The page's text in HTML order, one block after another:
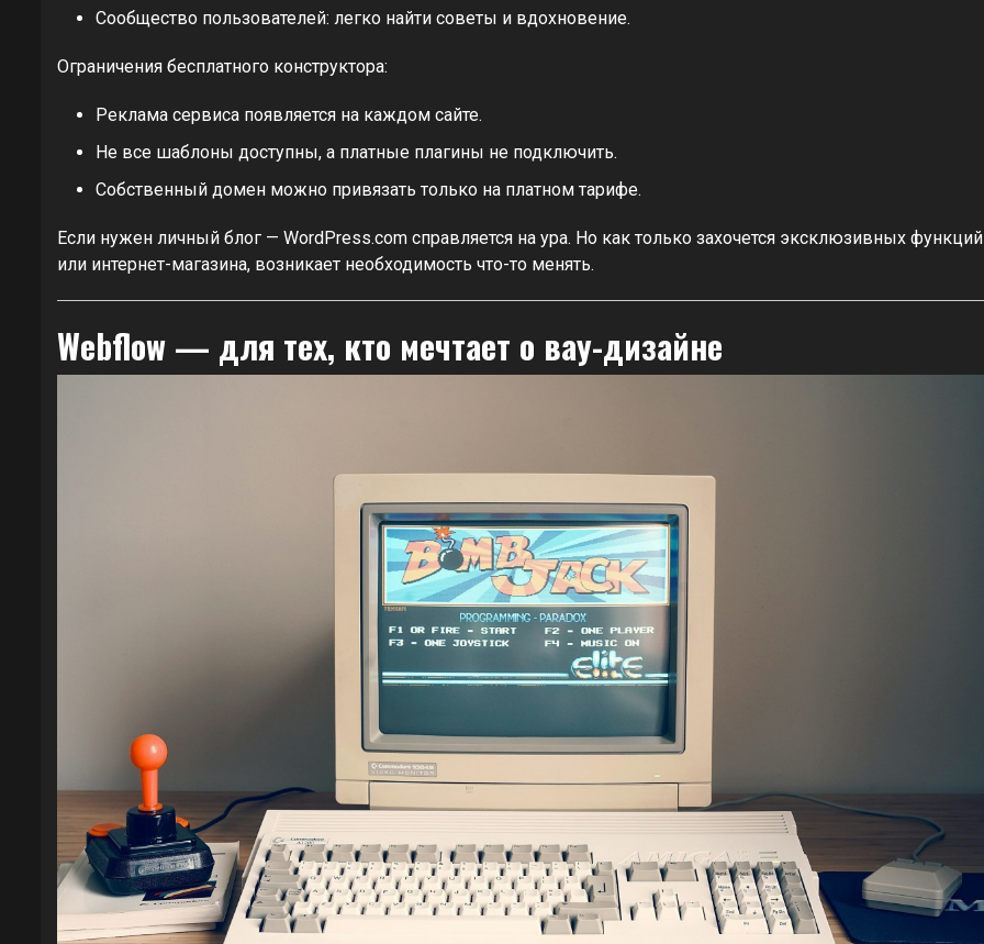
Сообщество пользователей: легко найти советы и вдохновение.
Ограничения бесплатного конструктора:
Реклама сервиса появляется на каждом сайте.
Не все шаблоны доступны, а платные плагины не подключить.
Собственный домен можно привязать только на платном тарифе.
Если нужен личный блог — WordPress.com справляется на ура. Но как только захочется эксклюзивных функций
или интернет-магазина, возникает необходимость что-то менять.
Webflow — для тех, кто мечтает о вау-дизайне